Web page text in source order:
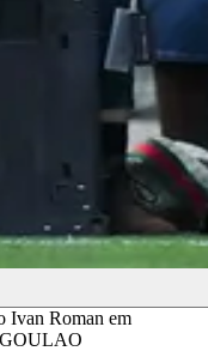
Ivan Roman em
GOULAO